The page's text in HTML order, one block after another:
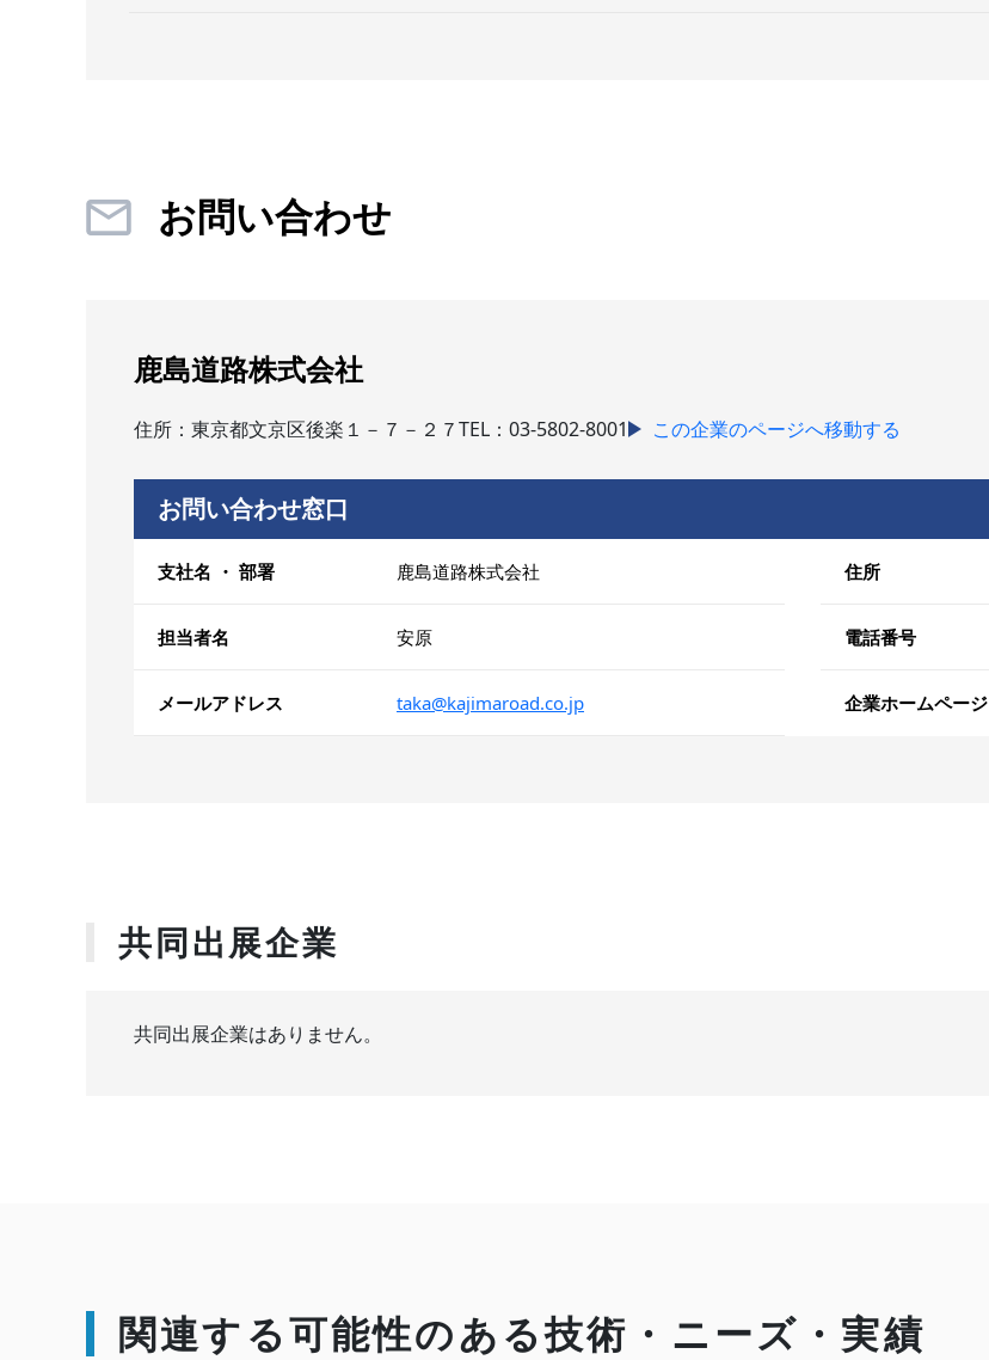
お問い合わせ
鹿島道路株式会社
住所：東京都文京区後楽１－７－２７TEL：03-5802-8001 この企業のページへ移動する
お問い合わせ窓口
支社名 ・ 部署 鹿島道路株式会社 住所
担当者名 安原 電話番号
メールアドレス taka@kajimaroad.co.jp 企業ホームページ
共同出展企業
共同出展企業はありません。
関連する可能性のある技術・ニーズ・実績